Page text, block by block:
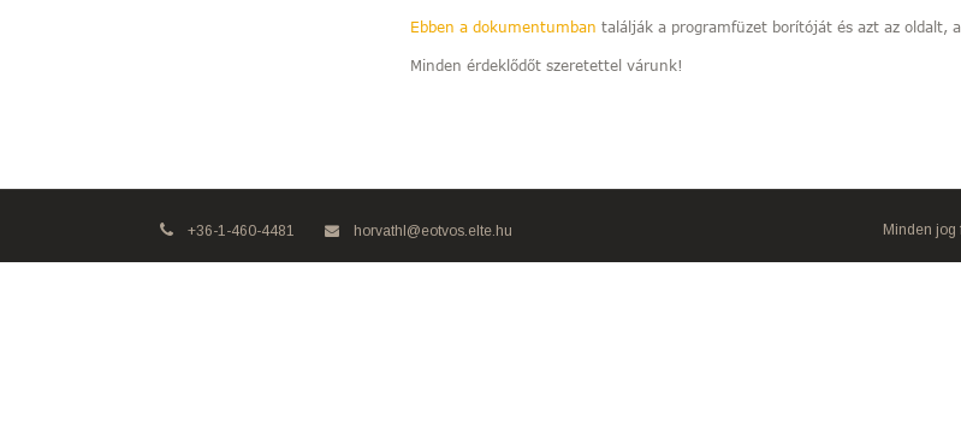
Ebben a dokumentumban találják a programfüzet borítóját és azt az oldalt,
Minden érdeklődőt szeretettel várunk!
+36-1-460-4481 horvathl@eotvos.elte.hu Minden jog